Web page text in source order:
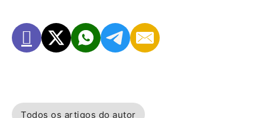
Todos os artigos do autor